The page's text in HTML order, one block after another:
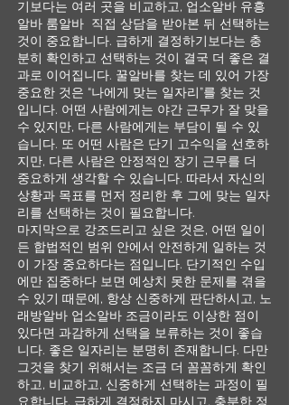
기보다는 여러 곳을 비교하고, 업소알바 유흥
알바 룸알바 직접 상담을 받아본 뒤 선택하는
것이 중요합니다. 급하게 결정하기보다는 충
분히 확인하고 선택하는 것이 결국 더 좋은 결
과로 이어집니다. 꿀알바를 찾는 데 있어 가장
중요한 것은 “나에게 맞는 일자리”를 찾는 것
입니다. 어떤 사람에게는 야간 근무가 잘 맞을
수 있지만, 다른 사람에게는 부담이 될 수 있
습니다. 또 어떤 사람은 단기 고수익을 선호하
지만, 다른 사람은 안정적인 장기 근무를 더
중요하게 생각할 수 있습니다. 따라서 자신의
상황과 목표를 먼저 정리한 후 그에 맞는 일자
리를 선택하는 것이 필요합니다.
마지막으로 강조드리고 싶은 것은, 어떤 일이
든 합법적인 범위 안에서 안전하게 일하는 것
이 가장 중요하다는 점입니다. 단기적인 수입
에만 집중하다 보면 예상치 못한 문제를 겪을
수 있기 때문에, 항상 신중하게 판단하시고, 노
래방알바 업소알바 조금이라도 이상한 점이
있다면 과감하게 선택을 보류하는 것이 좋습
니다. 좋은 일자리는 분명히 존재합니다. 다만
그것을 찾기 위해서는 조금 더 꼼꼼하게 확인
하고, 비교하고, 신중하게 선택하는 과정이 필
요합니다. 급하게 결정하지 마시고, 충분한 정